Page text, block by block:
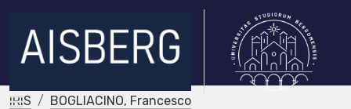
IRIS
BOGLIACINO, Francesco